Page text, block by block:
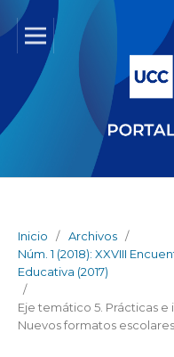
Inicio / Archivos /
Núm. 1 (2018): XXVIII
Educativa (2017)
/
Eje temático 5. Prácticas
Nuevos formatos escolares.